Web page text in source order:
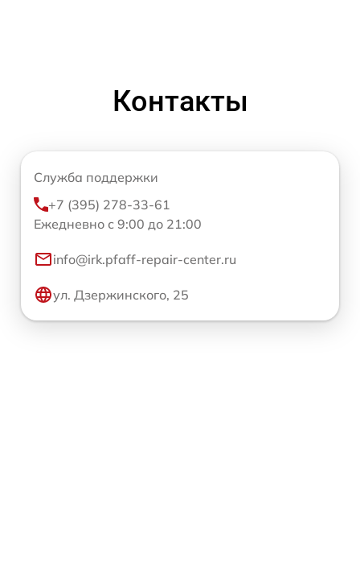
Контакты
Служба поддержки
+7 (395) 278-33-61
Ежедневно с 9:00 до 21:00
info@irk.pfaff-repair-center.ru
ул. Дзержинского, 25